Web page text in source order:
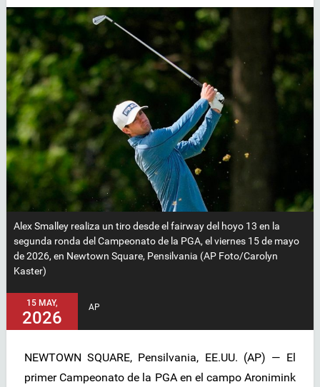
Alex Smalley realiza un tiro desde el fairway del hoyo 13 en la
segunda ronda del Campeonato de la PGA, el viernes 15 de mayo
de 2026, en Newtown Square, Pensilvania (AP Foto/Carolyn
Kaster)
15 MAY,
2026
AP
NEWTOWN SQUARE, Pensilvania, EE.UU. (AP) — El
primer Campeonato de la PGA en el campo Aronimink